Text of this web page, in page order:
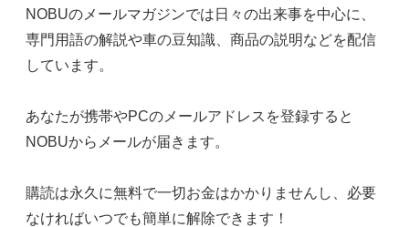
NOBUのメールマガジンでは日々の出来事を中心に、
専門用語の解説や車の豆知識、商品の説明などを配信
しています。
あなたが携帯やPCのメールアドレスを登録すると
NOBUからメールが届きます。
購読は永久に無料で一切お金はかかりませんし、必要
なければいつでも簡単に解除できます！